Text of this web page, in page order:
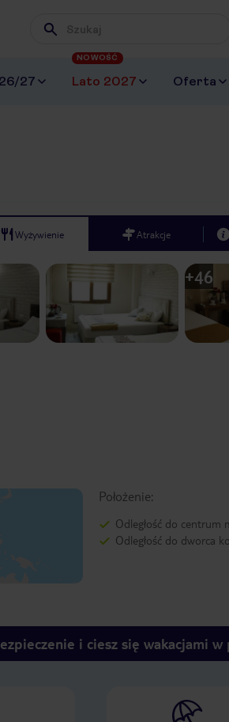
Wpisz frazę, której szukasz
27 Lato 2027
NOWOŚĆ
Oferta
Wyżywienie Atrakcje
+46
Położenie:
Odległość do centrum
Odległość do dworca
i ciesz się wakacjami w